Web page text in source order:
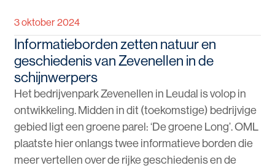
3 oktober 2024
Informatieborden zetten natuur en
geschiedenis van Zevenellen in de
schijnwerpers
Het bedrijvenpark Zevenellen in Leudal is volop in
ontwikkeling. Midden in dit (toekomstige) bedrijvige
gebied ligt een groene parel: ‘De groene Long’. OML
plaatste hier onlangs twee informatieve borden die
meer vertellen over de rijke geschiedenis en de